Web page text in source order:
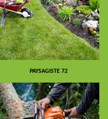
PAYSAGISTE 72